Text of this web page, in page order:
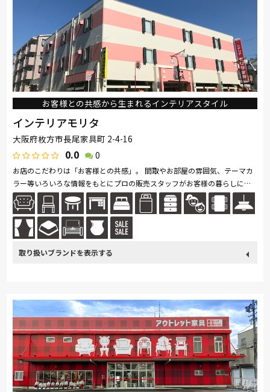
高野木工 Daniel
お客様との共感から生まれるインテリアスタイル
インテリアモリタ
大阪府枚方市長尾家具町 2-4-16
0.0 0
お店のこだわりは「お客様との共感」。 間取やお部屋の雰囲気、テーマカ
ラー等いろいろな情報をもとにプロの販売スタッフがお客様の暮らしにピ
ッタリの家具を一緒にお探しします。
冨士ファニチア ナガノインテリア 綾野製作所
Stressless HTLワタリジャパン
MASTERWAL コイズミ マルニ木工 Pamouna
Calligaris PARAMOUNT BED イバタインテリア シラカワ